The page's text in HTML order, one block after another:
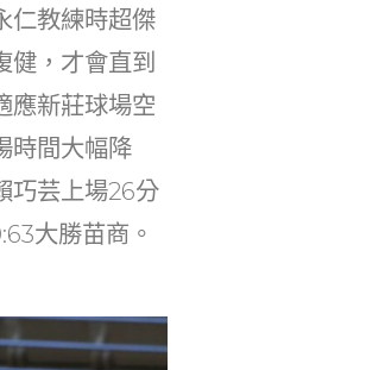
仁教練時超傑
健，才會直到
應新莊球場空
時間大幅降
巧芸上場26分
大勝苗商。